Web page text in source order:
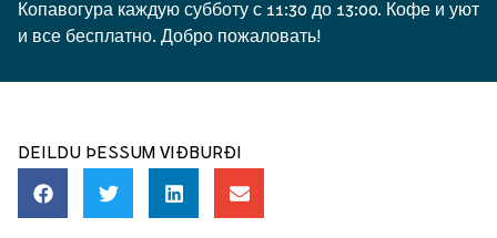
Копавогура каждую субботу с 11:30 до 13:00. Кофе и уют
и все бесплатно. Добро пожаловать!
DEILDU ÞESSUM VIÐBURÐI